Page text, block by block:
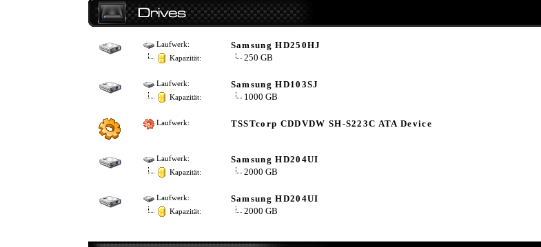
Laufwerk: Samsung HD250HJ
Kapazität: 250 GB
Laufwerk: Samsung HD103SJ
Kapazität: 1000 GB
Laufwerk: TSSTcorp CDDVDW SH-S223C ATA Device
Laufwerk: Samsung HD204UI
Kapazität: 2000 GB
Laufwerk: Samsung HD204UI
Kapazität: 2000 GB